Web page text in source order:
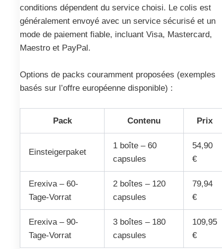
conditions dépendent du service choisi. Le colis est
généralement envoyé avec un service sécurisé et un
mode de paiement fiable, incluant Visa, Mastercard,
Maestro et PayPal.
Options de packs couramment proposées (exemples
basés sur l’offre européenne disponible) :
Pack Contenu Prix
Einsteigerpaket
1 boîte – 60
capsules
54,90
€
Erexiva – 60-
Tage-Vorrat
2 boîtes – 120
capsules
79,94
€
Erexiva – 90-
Tage-Vorrat
3 boîtes – 180
capsules
109,95
€